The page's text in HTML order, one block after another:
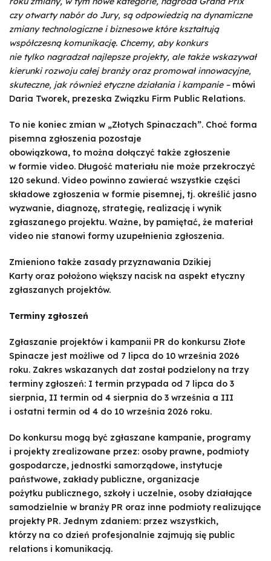
czy otwarty nabór do Jury, są odpowiedzią na dynamiczne
zmiany technologiczne i biznesowe które kształtują
współczesną komunikację. Chcemy, aby konkurs
nie tylko nagradzał najlepsze projekty, ale także wskazywał
kierunki rozwoju całej branży oraz promował innowacyjne,
skuteczne, jak również etyczne działania i kampanie – mówi
Daria Tworek, prezeska Związku Firm Public Relations.
To nie koniec zmian w „Złotych Spinaczach”. Choć forma
pisemna zgłoszenia pozostaje
obowiązkowa, to można dołączyć także zgłoszenie
w formie video. Długość materiału nie może przekroczyć
120 sekund. Video powinno zawierać wszystkie części
składowe zgłoszenia w formie pisemnej, tj. określić jasno
wyzwanie, diagnozę, strategię, realizację i wynik
zgłaszanego projektu. Ważne, by pamiętać, że materiał
video nie stanowi formy uzupełnienia zgłoszenia.
Zmieniono także zasady przyznawania Dzikiej
Karty oraz położono większy nacisk na aspekt etyczny
zgłaszanych projektów.
Terminy zgłoszeń
Zgłaszanie projektów i kampanii PR do konkursu Złote
Spinacze jest możliwe od 7 lipca do 10 września 2026
roku. Zakres wskazanych dat został podzielony na trzy
terminy zgłoszeń: I termin przypada od 7 lipca do 3
sierpnia, II termin od 4 sierpnia do 3 września a III
i ostatni termin od 4 do 10 września 2026 roku.
Do konkursu mogą być zgłaszane kampanie, programy
i projekty zrealizowane przez: osoby prawne, podmioty
gospodarcze, jednostki samorządowe, instytucje
państwowe, zakłady publiczne, organizacje
pożytku publicznego, szkoły i uczelnie, osoby działające
samodzielnie w branży PR oraz inne podmioty realizujące
projekty PR. Jednym zdaniem: przez wszystkich,
którzy na co dzień profesjonalnie zajmują się public
relations i komunikacją.